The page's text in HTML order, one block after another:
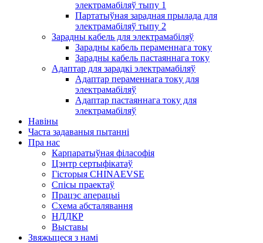
электрамабіляў тыпу 1
Партатыўная зарадная прылада для
электрамабіляў тыпу 2
Зарадны кабель для электрамабіляў
Зарадны кабель пераменнага току
Зарадны кабель пастаяннага току
Адаптар для зарадкі электрамабіляў
Адаптар пераменнага току для
электрамабіляў
Адаптар пастаяннага току для
электрамабіляў
Навіны
Часта задаваныя пытанні
Пра нас
Карпаратыўная філасофія
Цэнтр сертыфікатаў
Гісторыя CHINAEVSE
Спісы праектаў
Працэс аперацыі
Схема абсталявання
НДДКР
Выставы
Звяжыцеся з намі